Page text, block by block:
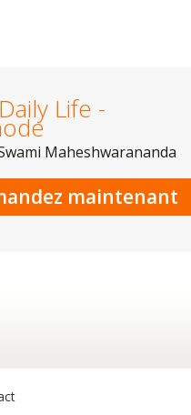
Life -
Maheshwarananda
maintenant